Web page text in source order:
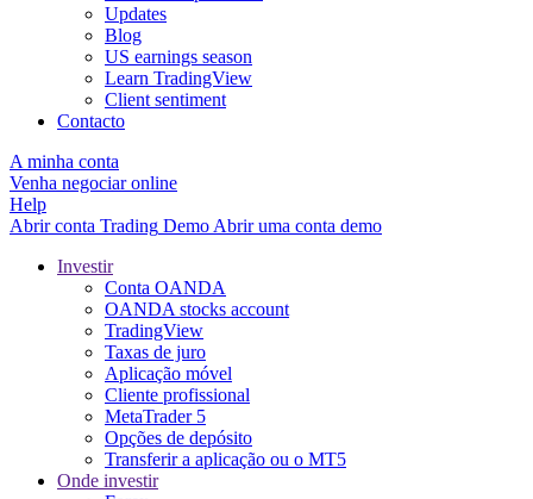
Updates
Blog
US earnings season
Learn TradingView
Client sentiment
Contacto
A minha conta
Venha negociar online
Help
Abrir conta Trading Demo Abrir uma conta demo
Investir
Conta OANDA
OANDA stocks account
TradingView
Taxas de juro
Aplicação móvel
Cliente profissional
MetaTrader 5
Opções de depósito
Transferir a aplicação ou o MT5
Onde investir